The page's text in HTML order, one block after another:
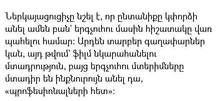
Ներկայացուցիչը նշել է, որ ընտանիքը կփորձի
անել ամեն բան` երգչուհու մասին հիշատակը վառ
պահելու համար։ Արդեն տարբեր գաղափարներ
կան, այդ թվում` ֆիլմ նկարահանելու
մտադրություն, բայց երգչուհու մտերիմները
մտադիր են ինքնուրույն անել դա,
«պրոֆեսիոնալների հետ»։